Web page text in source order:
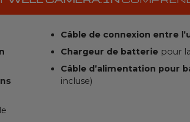
Câble de connexion entre
Chargeur de batterie pour
Câble d’alimentation pour
incluse)